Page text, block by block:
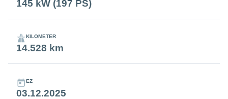
145 kW (197 PS)
KILOMETER
14.528 km
EZ
03.12.2025